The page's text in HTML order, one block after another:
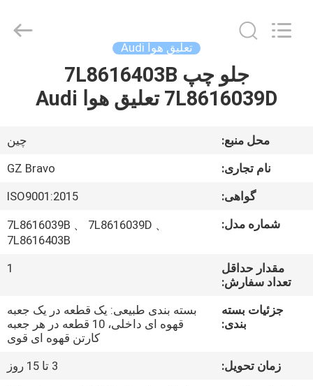
اصلی
محصولات
کارخانه
کنترل
Reserved.
تعلیق هوا Audi
جلو چپ 7L8616403B
7L8616039D تعلیق هوا Audi
محل منبع:
چین
نام تجاری:
GZ Bravo
گواهی:
ISO9001:2015
شماره مدل:
7L8616039B 、 7L8616039D 、
7L8616403B
مقدار حداقل
تعداد سفارش:
1
جزئیات بسته
بندی:
بسته بندی طبیعی: یک قطعه در یک جعبه
قهوه ای داخلی، 10 قطعه در هر جعبه
کارتن قهوه ای قوی
زمان تحویل:
3 تا 15 روز